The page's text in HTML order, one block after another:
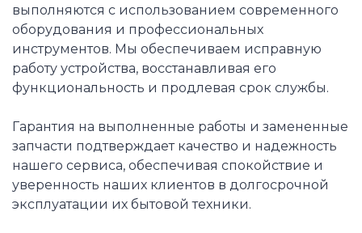
выполняются с использованием современного
оборудования и профессиональных
инструментов. Мы обеспечиваем исправную
работу устройства, восстанавливая его
функциональность и продлевая срок службы.
Гарантия на выполненные работы и замененные
запчасти подтверждает качество и надежность
нашего сервиса, обеспечивая спокойствие и
уверенность наших клиентов в долгосрочной
эксплуатации их бытовой техники.